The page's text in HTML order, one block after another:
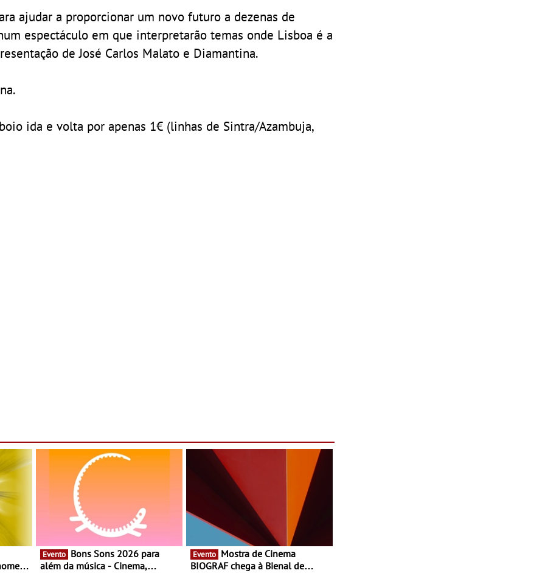
ajudar a proporcionar um novo futuro a dezenas de
espectáculo em que interpretarão temas onde Lisboa é a
de José Carlos Malato e Diamantina.
ida e volta por apenas 1€ (linhas de Sintra/Azambuja,
Evento
além da música - Cinema,
Evento
BIOGRAF chega à Bienal de